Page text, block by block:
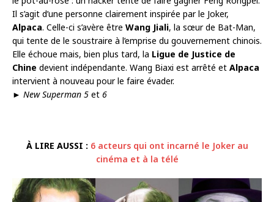
Il s’agit d’une personne clairement inspirée par le Joker,
Alpaca. Celle-ci s’avère être Wang Jiali, la sœur de Bat-Man,
qui tente de le soustraire à l’emprise du gouvernement chinois.
Elle échoue mais, bien plus tard, la Ligue de Justice de
Chine devient indépendante. Wang Biaxi est arrêté et Alpaca
intervient à nouveau pour le faire évader.
► New Superman 5 et 6
À LIRE AUSSI : 6 acteurs qui ont incarné le Joker au
cinéma et à la télé